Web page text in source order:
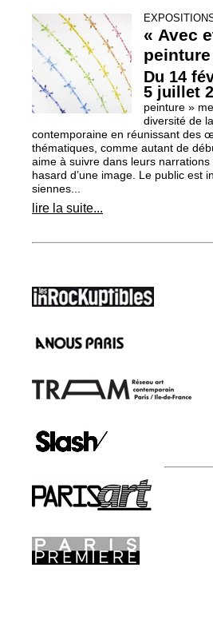
« Avec
peinture
Du 14
5 juillet
peinture »
diversité de
contemporaine en réunissant des
thématiques, comme autant de
aime à suivre dans leurs
hasard d’une image. Le public est
siennes...
lire la suite...